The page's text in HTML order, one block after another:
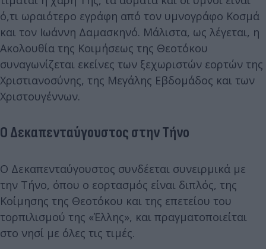
ό,τι ωραιότερο εγράφη από τον υμνογράφο Κοσμά
και τον Ιωάννη Δαμασκηνό. Μάλιστα, ως λέγεται, η
Ακολουθία της Κοιμήσεως της Θεοτόκου
συναγωνίζεται εκείνες των ξεχωριστών εορτών της
Χριστιανοσύνης, της Μεγάλης Εβδομάδος και των
Χριστουγέννων.
Ο Δεκαπενταύγουστος στην Τήνο
Ο Δεκαπενταύγουστος συνδέεται συνειρμικά με
την Τήνο, όπου ο εορτασμός είναι διπλός, της
Κοίμησης της Θεοτόκου και της επετείου του
τορπιλισμού της «Έλλης», και πραγματοποιείται
στο νησί με όλες τις τιμές.